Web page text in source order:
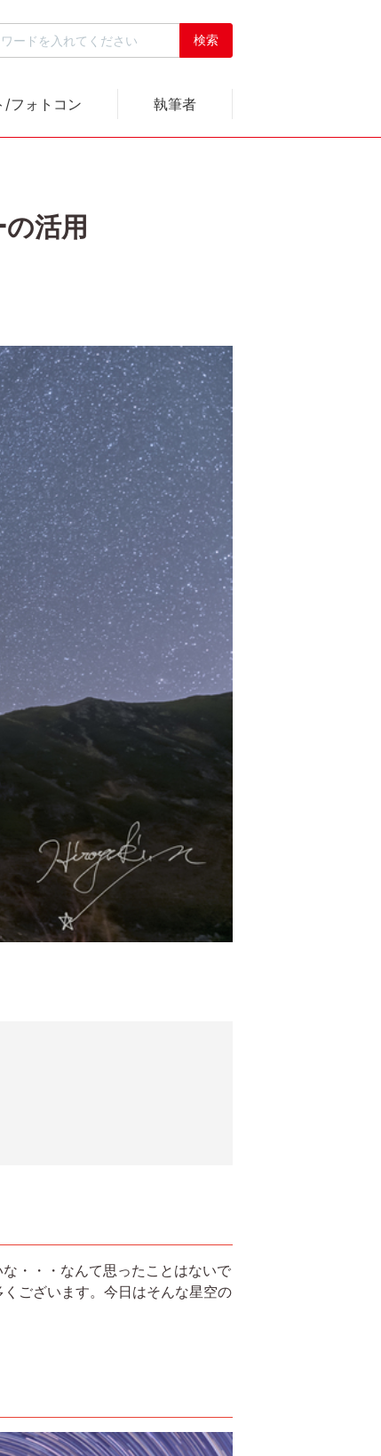
/フォトコン 執筆者
活用
・・・なんて思ったことはないで
ございます。今日はそんな星空の